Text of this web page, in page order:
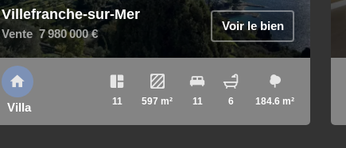
Villefranche-sur-Mer
Vente 7 980 000 €
Voir le bien
Villa 11 597 m² 11 6 184.6 m²